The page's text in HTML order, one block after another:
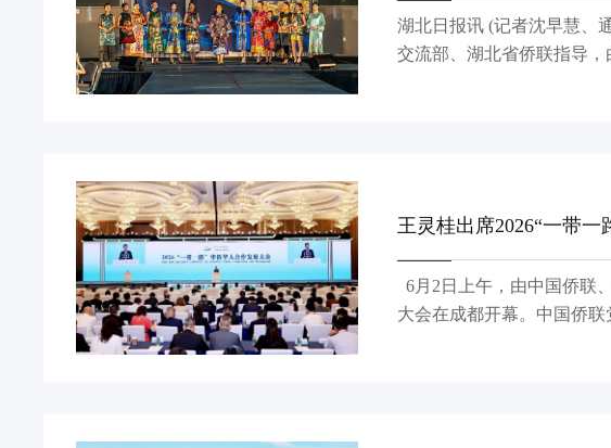
湖北日报讯 (记者沈早慧、
交流部、湖北省侨联指导
王灵桂出席2026“一带
6月2日上午，由中国侨联、四川省人民政府、重庆市人民政府联合主办的2026“一带一路”华侨华人合作发展
大会在成都开幕。中国侨